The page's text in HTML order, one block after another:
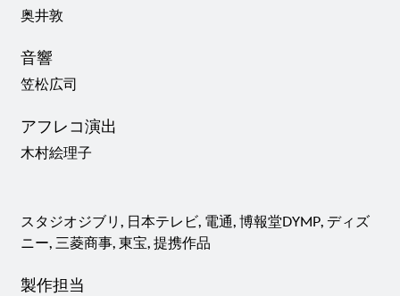
奥井敦
音響
笠松広司
アフレコ演出
木村絵理子
スタジオジブリ, 日本テレビ, 電通, 博報堂DYMP, ディズ
ニー, 三菱商事, 東宝, 提携作品
製作担当